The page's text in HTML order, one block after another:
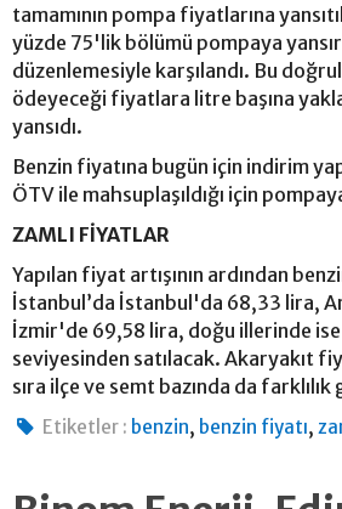
tamamının pompa fiyatlarına
yüzde 75'lik bölümü pompaya
düzenlemesiyle karşılandı. Bu
ödeyeceği fiyatlara litre başına
yansıdı.
Benzin fiyatına bugün için indirim
ÖTV ile mahsuplaşıldığı için
ZAMLI FİYATLAR
Yapılan fiyat artışının ardından
İstanbul’da İstanbul'da 68,33 lira,
İzmir'de 69,58 lira, doğu illerinde
seviyesinden satılacak. Akaryakıt
sıra ilçe ve semt bazında da
Etiketler : benzin, benzin fiyatı,